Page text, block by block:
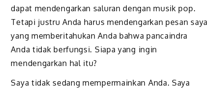
dapat mendengarkan saluran dengan musik pop.
Tetapi justru Anda harus mendengarkan pesan saya
yang memberitahukan Anda bahwa pancaindra
Anda tidak berfungsi. Siapa yang ingin
mendengarkan hal itu?
Saya tidak sedang mempermainkan Anda. Saya